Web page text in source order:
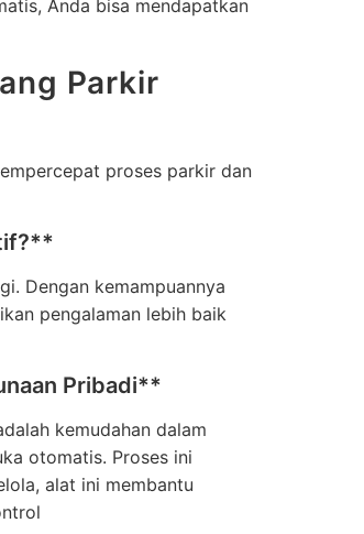
Anda bisa mendapatkan
Parkir
proses parkir dan
Dengan kemampuannya
pengalaman lebih baik
Pribadi**
kemudahan dalam
otomatis. Proses ini
alat ini membantu